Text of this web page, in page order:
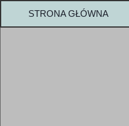
STRONA GŁÓWNA